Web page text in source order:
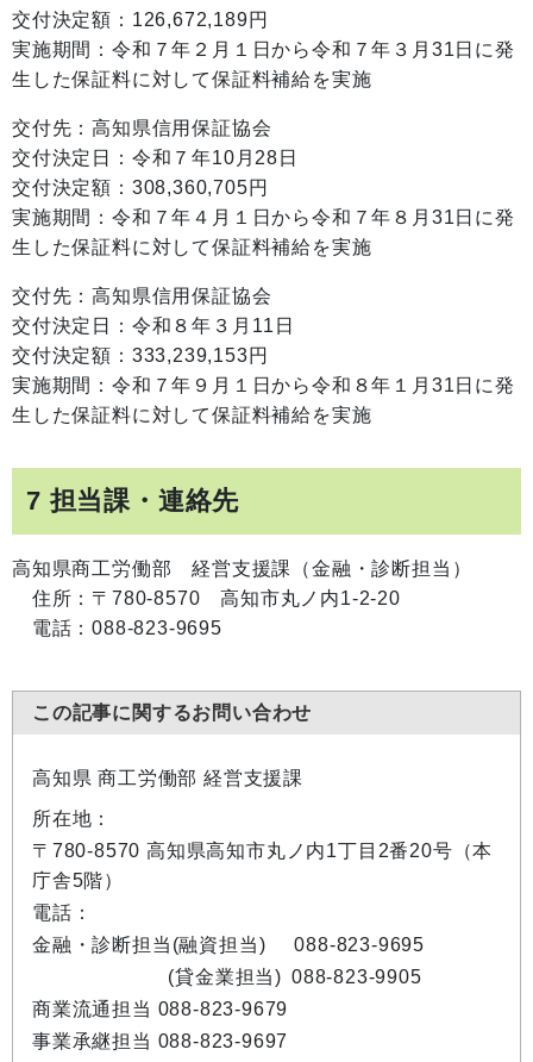
交付決定額：126,672,189円
実施期間：令和７年２月１日から令和７年３月31日に発
生した保証料に対して保証料補給を実施
交付先：高知県信用保証協会
交付決定日：令和７年10月28日
交付決定額：308,360,705円
実施期間：令和７年４月１日から令和７年８月31日に発
生した保証料に対して保証料補給を実施
交付先：高知県信用保証協会
交付決定日：令和８年３月11日
交付決定額：333,239,153円
実施期間：令和７年９月１日から令和８年１月31日に発
生した保証料に対して保証料補給を実施
7 担当課・連絡先
高知県商工労働部 経営支援課（金融・診断担当）
住所：〒780-8570 高知市丸ノ内1-2-20
電話：088-823-9695
この記事に関するお問い合わせ
高知県 商工労働部 経営支援課
所在地：
〒780-8570 高知県高知市丸ノ内1丁目2番20号（本
庁舎5階）
電話：
金融・診断担当(融資担当)
088-823-9695
(貸金業担当) 088-823-9905
商業流通担当 088-823-9679
事業承継担当 088-823-9697